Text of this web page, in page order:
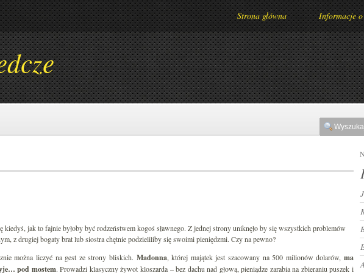
Strona główna Informacje
kiedyś, jak to fajnie byłoby być rodzeństwem kogoś sławnego. Z jednej strony uniknęło by się wszystkich problemów
z drugiej bogaty brat lub siostra chętnie podzieliliby się swoimi pieniędzmi. Czy na pewno?
można liczyć na gest ze strony bliskich. Madonna, której majątek jest szacowany na 500 milionów dolarów,ma
pod mostem. Prowadzi klasyczny żywot kloszarda – bez dachu nad głową, pieniądze zarabia na zbieraniu puszek i